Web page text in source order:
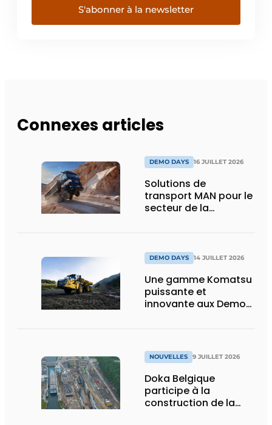
S'abonner à la newsletter
Connexes articles
DEMO DAYS 16 JUILLET 2026
Solutions de
transport MAN pour le
secteur de la
DEMO DAYS 14 JUILLET 2026
Une gamme Komatsu
puissante et
innovante aux Demo
NOUVELLES 9 JUILLET 2026
Doka Belgique
participe à la
construction de la